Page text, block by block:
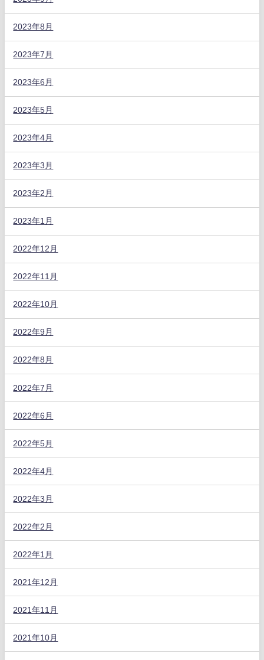
2023年8月
2023年7月
2023年6月
2023年5月
2023年4月
2023年3月
2023年2月
2023年1月
2022年12月
2022年11月
2022年10月
2022年9月
2022年8月
2022年7月
2022年6月
2022年5月
2022年4月
2022年3月
2022年2月
2022年1月
2021年12月
2021年11月
2021年10月